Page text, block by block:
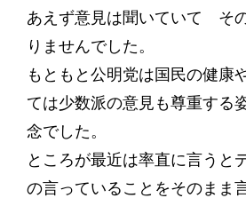
あえず意見は聞いていて そ
りませんでした。
もともと公明党は国民の健
ては少数派の意見も尊重する
念でした。
ところが最近は率直に言うと
の言っていることをそのまま